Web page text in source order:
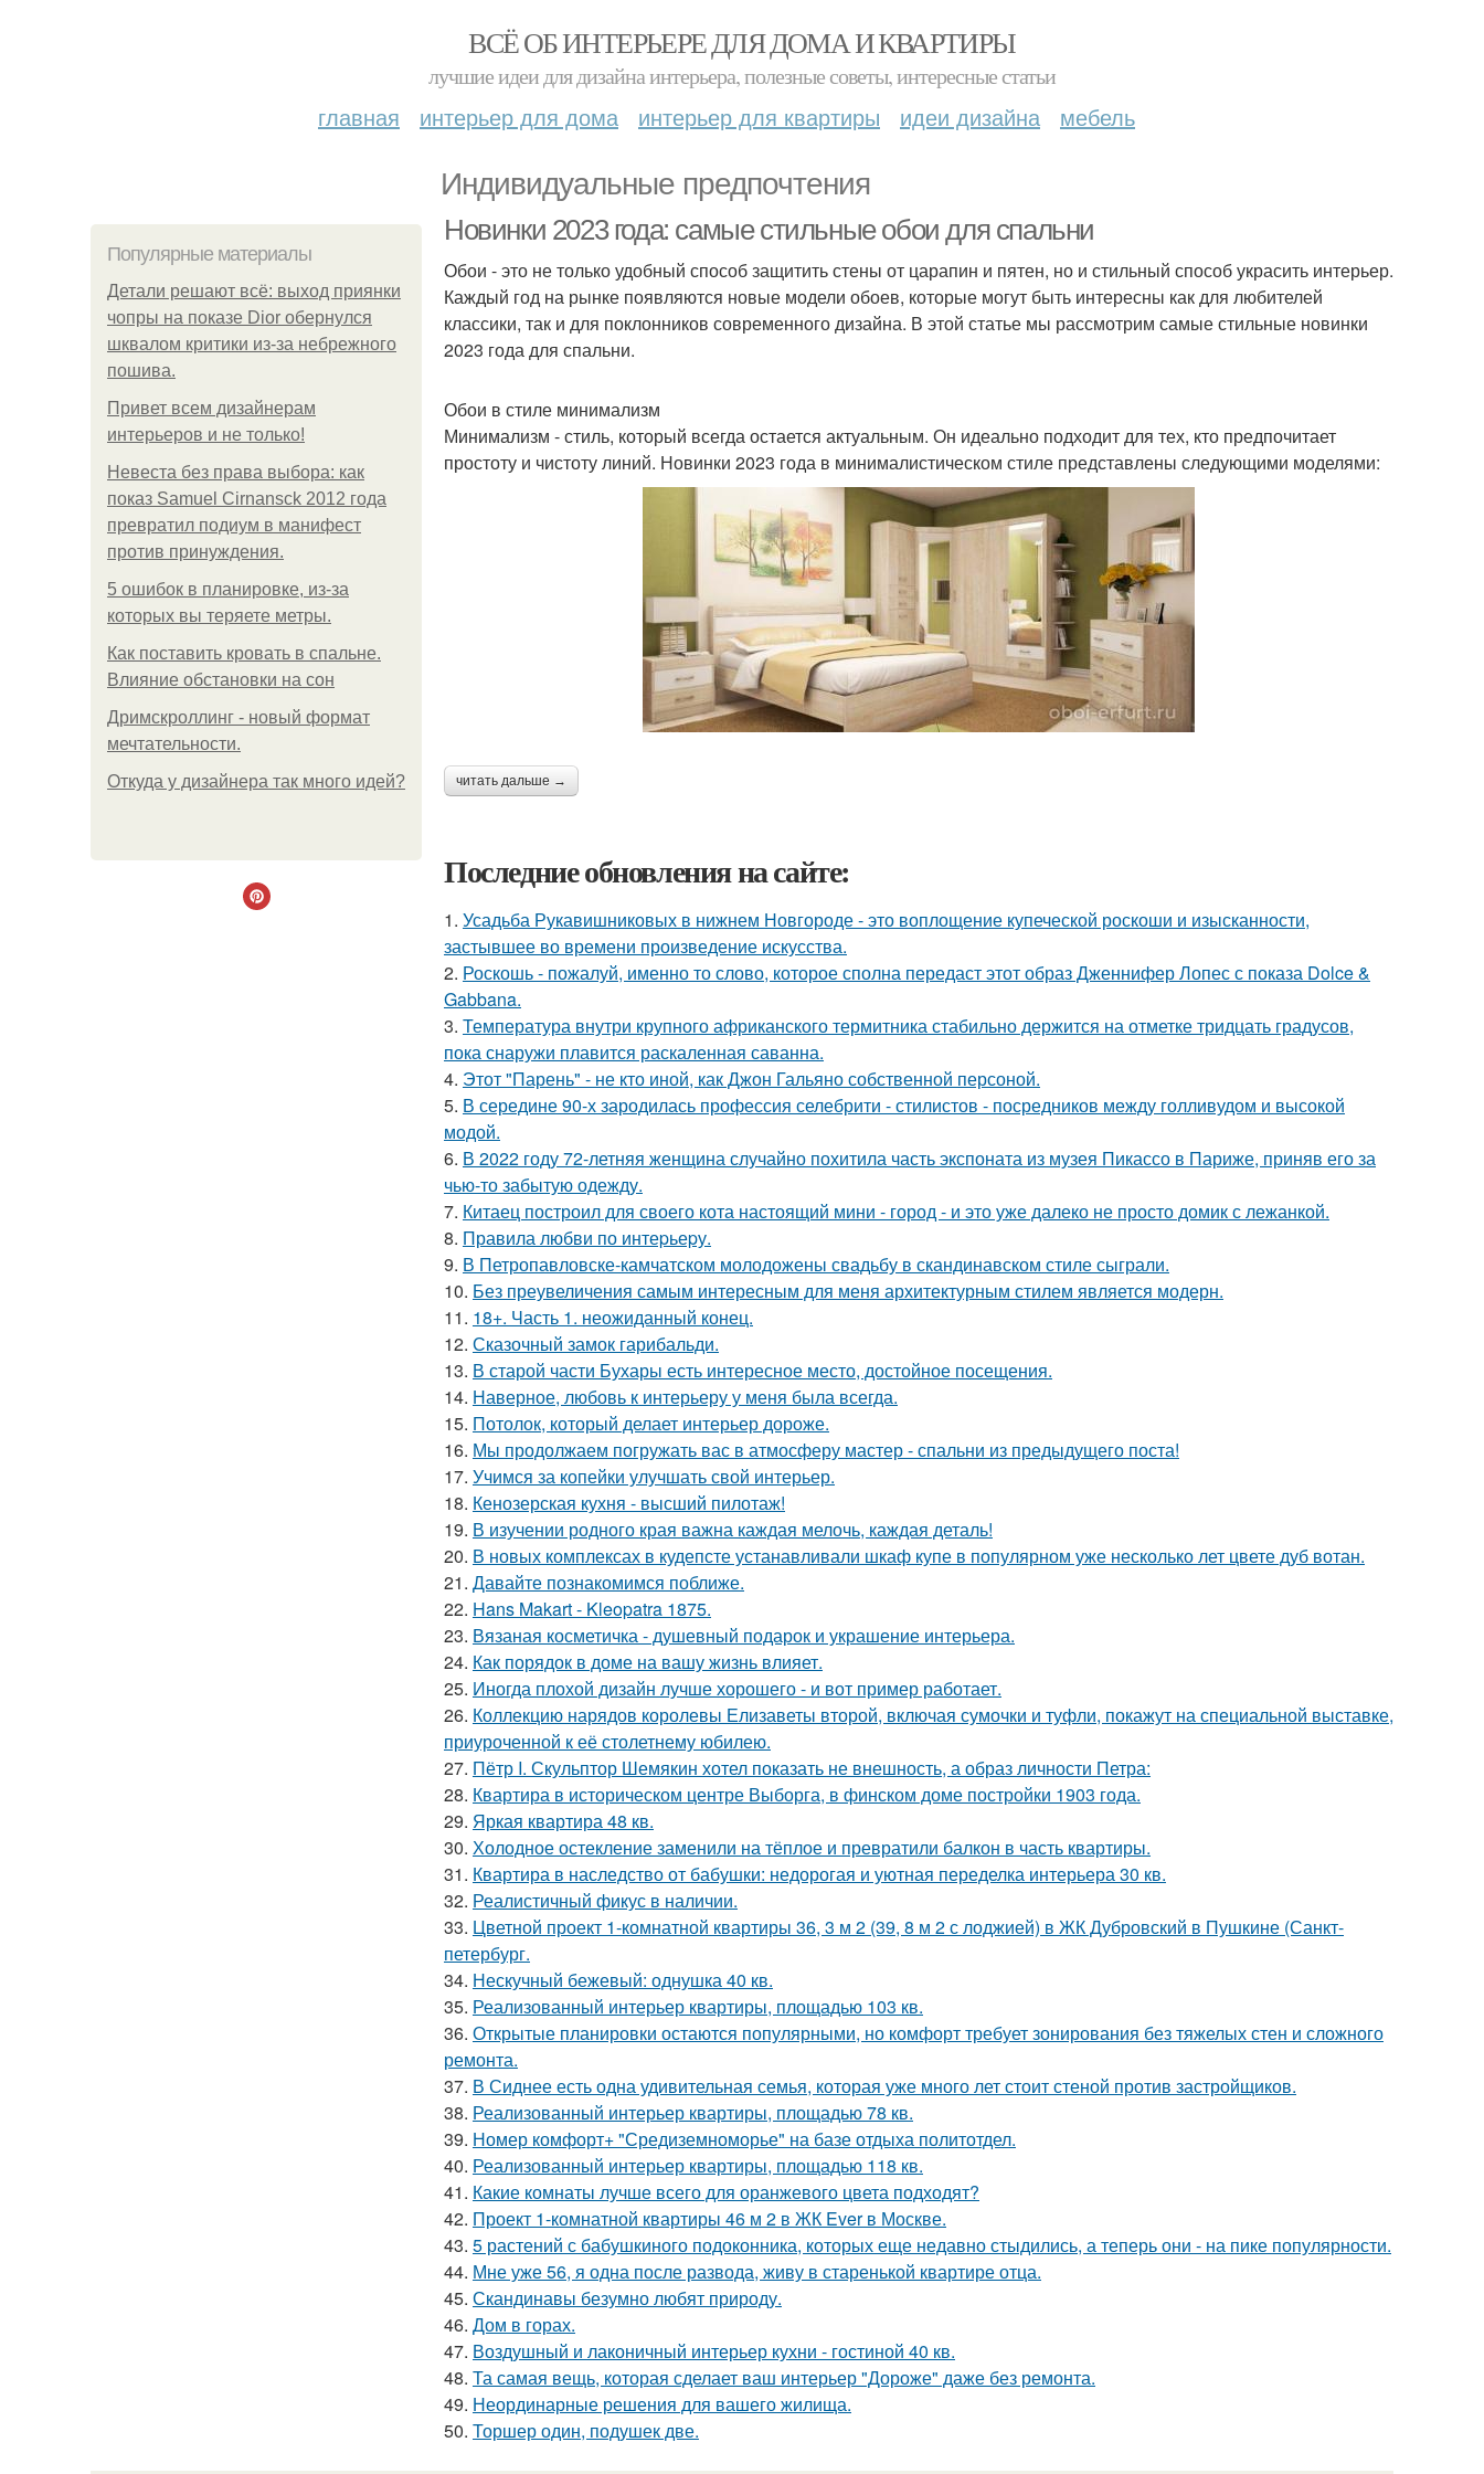
ВСЁ ОБ ИНТЕРЬЕРЕ ДЛЯ ДОМА И КВАРТИРЫ
лучшие идеи для дизайна интерьера, полезные советы, интересные статьи
главная интерьер для дома интерьер для квартиры идеи дизайна мебель
Индивидуальные предпочтения
Популярные материалы
Детали решают всё: выход приянки
чопры на показе Dior обернулся
шквалом критики из-за небрежного
пошива.
Привет всем дизайнерам
интерьеров и не только!
Невеста без права выбора: как
показ Samuel Cirnansck 2012 года
превратил подиум в манифест
против принуждения.
5 ошибок в планировке, из-за
которых вы теряете метры.
Как поставить кровать в спальне.
Влияние обстановки на сон
Дримскроллинг - новый формат
мечтательности.
Откуда у дизайнера так много идей?
Новинки 2023 года: самые стильные обои для спальни
Обои - это не только удобный способ защитить стены от царапин и пятен, но и стильный способ украсить интерьер.
Каждый год на рынке появляются новые модели обоев, которые могут быть интересны как для любителей
классики, так и для поклонников современного дизайна. В этой статье мы рассмотрим самые стильные новинки
2023 года для спальни.
Обои в стиле минимализм
Минимализм - стиль, который всегда остается актуальным. Он идеально подходит для тех, кто предпочитает
простоту и чистоту линий. Новинки 2023 года в минималистическом стиле представлены следующими моделями:
читать дальше →
Последние обновления на сайте:
1. Усадьба Рукавишниковых в нижнем Новгороде - это воплощение купеческой роскоши и изысканности,
застывшее во времени произведение искусства.
2. Роскошь - пожалуй, именно то слово, которое сполна передаст этот образ Дженнифер Лопес с показа Dolce &
Gabbana.
3. Температура внутри крупного африканского термитника стабильно держится на отметке тридцать градусов,
пока снаружи плавится раскаленная саванна.
4. Этот "Парень" - не кто иной, как Джон Гальяно собственной персоной.
5. В середине 90-х зародилась профессия селебрити - стилистов - посредников между голливудом и высокой
модой.
6. В 2022 году 72-летняя женщина случайно похитила часть экспоната из музея Пикассо в Париже, приняв его за
чью-то забытую одежду.
7. Китаец построил для своего кота настоящий мини - город - и это уже далеко не просто домик с лежанкой.
8. Правила любви по интеpьеpу.
9. В Петропавловске-камчатском молодожены свадьбу в скандинавском стиле сыграли.
10. Без преувеличения самым интересным для меня архитектурным стилем является модерн.
11. 18+. Часть 1. неожиданный конец.
12. Сказочный замок гарибальди.
13. В старой части Бухары есть интересное место, достойное посещения.
14. Наверное, любовь к интерьеру у меня была всегда.
15. Потолок, который делает интерьер дороже.
16. Мы продолжаем погружать вас в атмосферу мастер - спальни из предыдущего поста!
17. Учимся за копейки улучшать свой интерьер.
18. Кенозерская кухня - высший пилотаж!
19. В изучении родного края важна каждая мелочь, каждая деталь!
20. В новых комплексах в кудепсте устанавливали шкаф купе в популярном уже несколько лет цвете дуб вотан.
21. Давайте познакомимся поближе.
22. Hans Makart - Kleopatra 1875.
23. Вязаная косметичка - душевный подарок и украшение интерьера.
24. Как порядок в доме на вашу жизнь влияет.
25. Иногда плохой дизайн лучше хорошего - и вот пример работает.
26. Коллекцию нарядов королевы Елизаветы второй, включая сумочки и туфли, покажут на специальной выставке,
приуроченной к её столетнему юбилею.
27. Пётр I. Скульптор Шемякин хотел показать не внешность, а образ личности Петра:
28. Квартира в историческом центре Выборга, в финском доме постройки 1903 года.
29. Яркая квартира 48 кв.
30. Холодное остекление заменили на тёплое и превратили балкон в часть квартиры.
31. Квартира в наследство от бабушки: недорогая и уютная переделка интерьера 30 кв.
32. Реалистичный фикус в наличии.
33. Цветной проект 1-комнатной квартиры 36, 3 м 2 (39, 8 м 2 с лоджией) в ЖК Дубровский в Пушкине (Санкт-
петербург.
34. Нескучный бежевый: однушка 40 кв.
35. Реализованный интерьер квартиры, площадью 103 кв.
36. Открытые планировки остаются популярными, но комфорт требует зонирования без тяжелых стен и сложного
ремонта.
37. В Сиднее есть одна удивительная семья, которая уже много лет стоит стеной против застройщиков.
38. Реализованный интерьер квартиры, площадью 78 кв.
39. Номер комфорт+ "Средиземноморье" на базе отдыха политотдел.
40. Реализованный интерьер квартиры, площадью 118 кв.
41. Какие комнаты лучше всего для оранжевого цвета подходят?
42. Проект 1-комнатной квартиры 46 м 2 в ЖК Ever в Москве.
43. 5 растений с бабушкиного подоконника, которых еще недавно стыдились, а теперь они - на пике популярности.
44. Мне уже 56, я одна после развода, живу в старенькой квартире отца.
45. Скандинавы безумно любят природу.
46. Дом в горах.
47. Воздушный и лаконичный интерьер кухни - гостиной 40 кв.
48. Та самая вещь, которая сделает ваш интерьер "Дороже" даже без ремонта.
49. Неординарные решения для вашего жилища.
50. Торшер один, подушек две.